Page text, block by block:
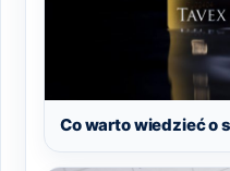
Co warto wiedzieć o